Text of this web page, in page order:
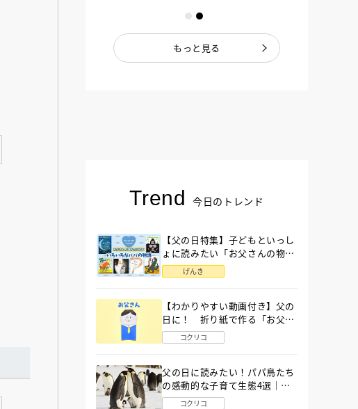
もっと見る
Trend 今日のトレンド
【父の日特集】子どもといっし
ょに読みたい「お父さんの物
語」６選
げんき
【わかりやすい動画付き】父の
日に！ 折り紙で作る「お父さ
ん」の簡単な折り方
コクリコ
父の日に読みたい！パパ鳥たち
の感動的な子育て生態4選｜図
鑑MOVE
コクリコ